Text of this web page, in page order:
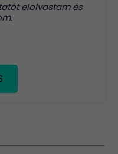
elolvastam és